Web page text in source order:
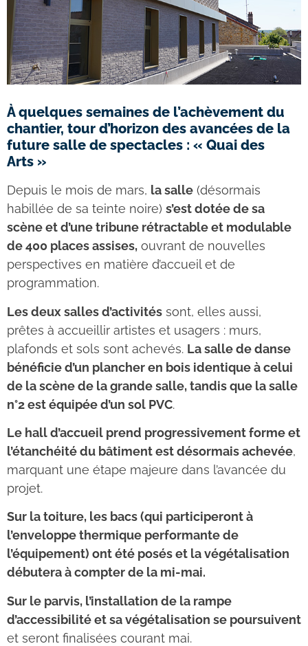
À quelques semaines de l’achèvement du
chantier, tour d’horizon des avancées de la
future salle de spectacles : « Quai des
Arts »
Depuis le mois de mars, la salle (désormais
habillée de sa teinte noire) s’est dotée de sa
scène et d’une tribune rétractable et modulable
de 400 places assises, ouvrant de nouvelles
perspectives en matière d’accueil et de
programmation.
Les deux salles d’activités sont, elles aussi,
prêtes à accueillir artistes et usagers : murs,
plafonds et sols sont achevés. La salle de danse
bénéficie d’un plancher en bois identique à celui
de la scène de la grande salle, tandis que la salle
n°2 est équipée d’un sol PVC.
Le hall d’accueil prend progressivement forme et
l’étanchéité du bâtiment est désormais achevée,
marquant une étape majeure dans l’avancée du
projet.
Sur la toiture, les bacs (qui participeront à
l’enveloppe thermique performante de
l’équipement) ont été posés et la végétalisation
débutera à compter de la mi-mai.
Sur le parvis, l’installation de la rampe
d’accessibilité et sa végétalisation se poursuivent
et seront finalisées courant mai.